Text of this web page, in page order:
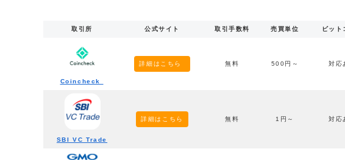
取引所 公式サイト 取引手数料 売買単位 ビット
Coincheck
詳細はこちら 無料 500円～ 対応
SBI VC Trade
詳細はこちら 無料 1円～ 対応